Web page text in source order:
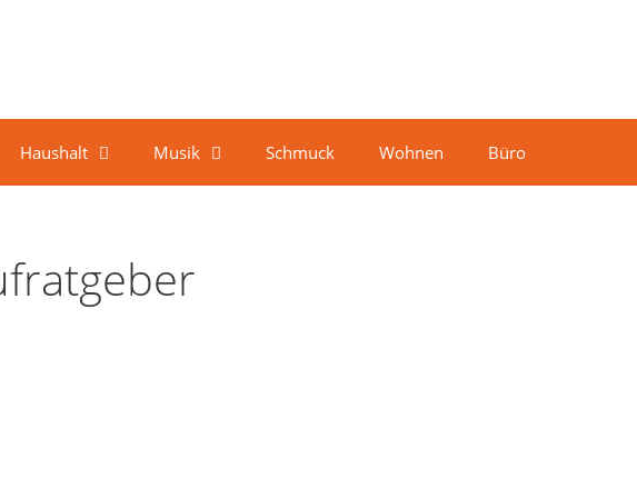
Haushalt Musik Schmuck Wohnen Büro